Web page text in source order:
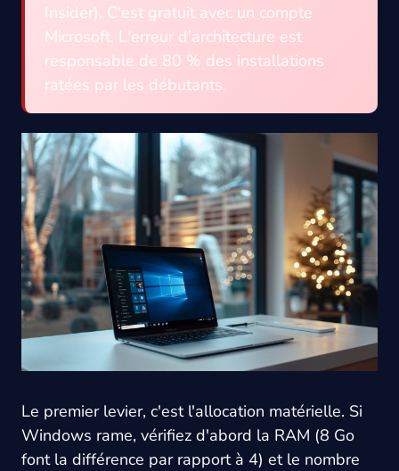
Insider). C'est gratuit avec un compte
Microsoft. L'erreur d'architecture est
responsable de 80 % des installations
ratées par les débutants.
Le premier levier, c'est l'allocation matérielle. Si
Windows rame, vérifiez d'abord la RAM (8 Go
font la différence par rapport à 4) et le nombre